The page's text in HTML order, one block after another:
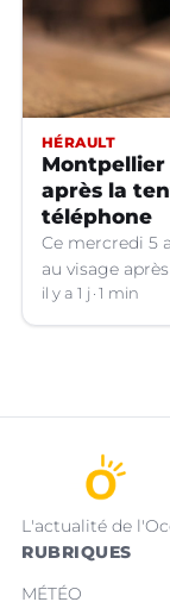
HÉRAULT
Montpellier
après la
téléphone
Ce mercredi 5
au visage
téléphone
il y a 1 j 1 min
L'actualité de
RUBRIQUES
MÉTÉO